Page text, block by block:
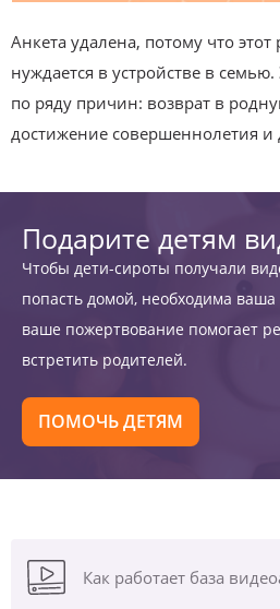
Анкета удалена, потому что
нуждается в устройстве в
по ряду причин: возврат в
достижение совершеннолетия и
Подарите детям
Чтобы дети-сироты получали
попасть домой, необходима
ваше пожертвование помогает
встретить родителей.
ПОМОЧЬ ДЕТЯМ
Как работает база